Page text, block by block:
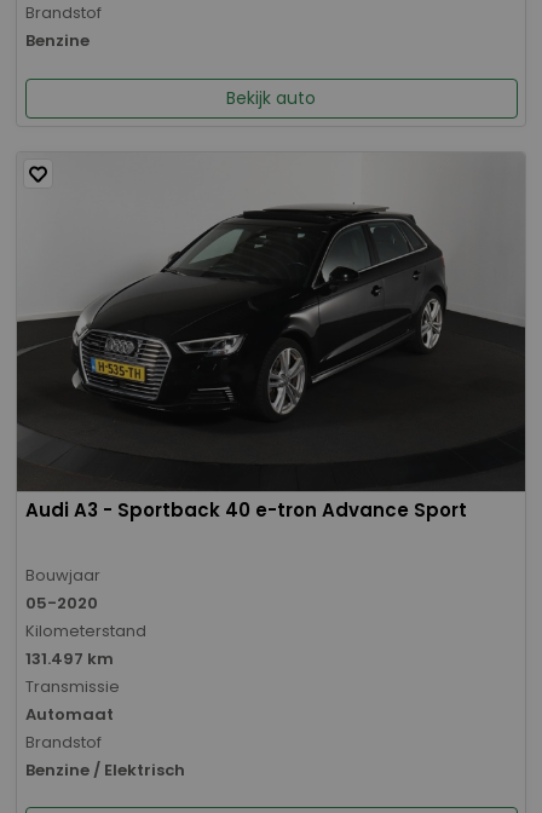
Brandstof
Benzine
Bekijk auto
Audi A3 - Sportback 40 e-tron Advance Sport
Bouwjaar
05-2020
Kilometerstand
131.497 km
Transmissie
Automaat
Brandstof
Benzine / Elektrisch